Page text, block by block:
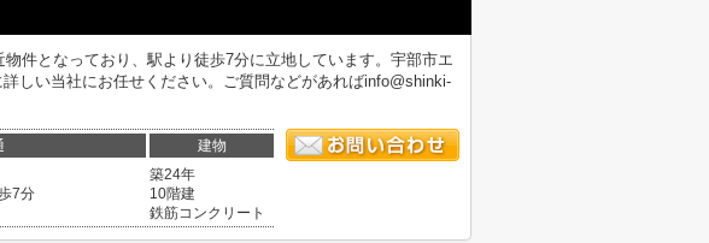
件となっており、駅より徒歩7分に立地しています。宇部市エ
しい当社にお任せください。ご質問などがあればinfo@shinki-
建物
7分
築24年
10階建
鉄筋コンクリート